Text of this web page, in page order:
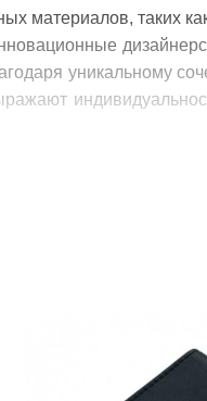
материалов, таких
уникальному